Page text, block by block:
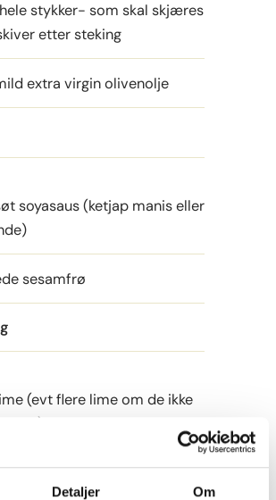
Detaljer Om
stykker- som skal skjæres
etter steking
extra virgin olivenolje
soyasaus (ketjap manis eller
sesamfrø
(evt flere lime om de ikke
nok)
eller lønnesirup